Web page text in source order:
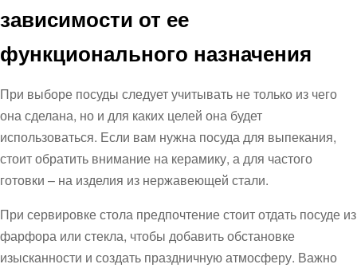
зависимости от ее
функционального назначения
При выборе посуды следует учитывать не только из чего
она сделана, но и для каких целей она будет
использоваться. Если вам нужна посуда для выпекания,
стоит обратить внимание на керамику, а для частого
готовки – на изделия из нержавеющей стали.
При сервировке стола предпочтение стоит отдать посуде из
фарфора или стекла, чтобы добавить обстановке
изысканности и создать праздничную атмосферу. Важно